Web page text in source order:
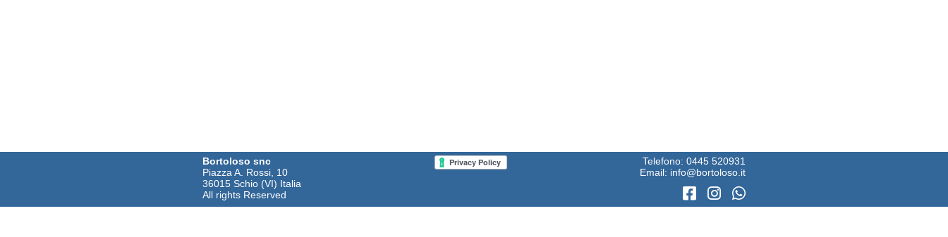
Bortoloso snc
Piazza A. Rossi, 10
36015 Schio (VI) Italia
All rights Reserved
Telefono: 0445 520931
Email: info@bortoloso.it